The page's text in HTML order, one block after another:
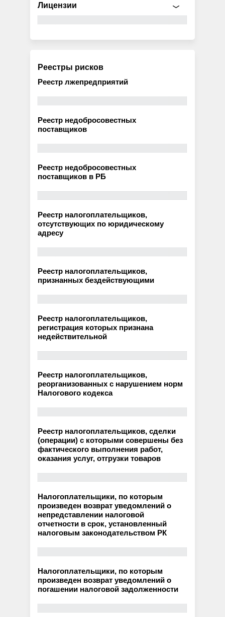
Лицензии
Реестры рисков
Реестр лжепредприятий
Реестр недобросовестных
поставщиков
Реестр недобросовестных
поставщиков в РБ
Реестр налогоплательщиков,
отсутствующих по юридическому
адресу
Реестр налогоплательщиков,
признанных бездействующими
Реестр налогоплательщиков,
регистрация которых признана
недействительной
Реестр налогоплательщиков,
реорганизованных с нарушением норм
Налогового кодекса
Реестр налогоплательщиков, сделки
(операции) с которыми совершены без
фактического выполнения работ,
оказания услуг, отгрузки товаров
Налогоплательщики, по которым
произведен возврат уведомлений о
непредставлении налоговой
отчетности в срок, установленный
налоговым законодательством РК
Налогоплательщики, по которым
произведен возврат уведомлений о
погашении налоговой задолженности